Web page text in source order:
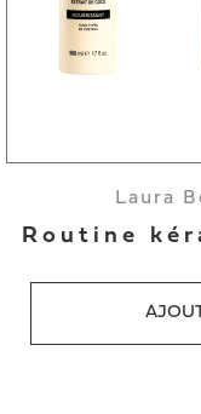
Laura
Routine